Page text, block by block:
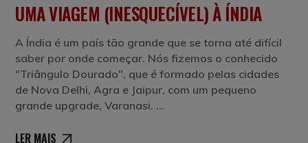
UMA VIAGEM (INESQUECÍVEL) À ÍNDIA
A Índia é um país tão grande que se torna até difícil
saber por onde começar. Nós fizemos o conhecido
"Triângulo Dourado", que é formado pelas cidades
de Nova Delhi, Agra e Jaipur, com um pequeno
grande upgrade, Varanasi.
LER MAIS